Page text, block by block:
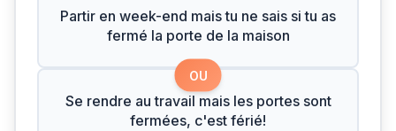
Partir en week-end mais tu ne sais si tu as
fermé la porte de la maison
OU
Se rendre au travail mais les portes sont
fermées, c'est férié!